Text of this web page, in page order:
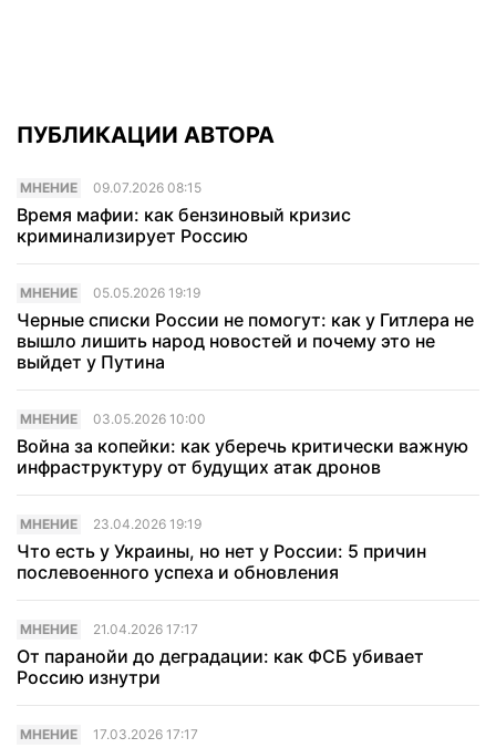
ПУБЛИКАЦИИ АВТОРА
МНЕНИЕ 09.07.2026 08:15
Время мафии: как бензиновый кризис
криминализирует Россию
МНЕНИЕ 05.05.2026 19:19
Черные списки России не помогут: как у Гитлера не
вышло лишить народ новостей и почему это не
выйдет у Путина
МНЕНИЕ 03.05.2026 10:00
Война за копейки: как уберечь критически важную
инфраструктуру от будущих атак дронов
МНЕНИЕ 23.04.2026 19:19
Что есть у Украины, но нет у России: 5 причин
послевоенного успеха и обновления
МНЕНИЕ 21.04.2026 17:17
От паранойи до деградации: как ФСБ убивает
Россию изнутри
МНЕНИЕ 17.03.2026 17:17